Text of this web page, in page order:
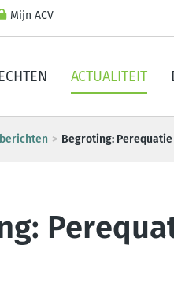
Mijn ACV
ACTUALITEIT
Begroting: Perequatie